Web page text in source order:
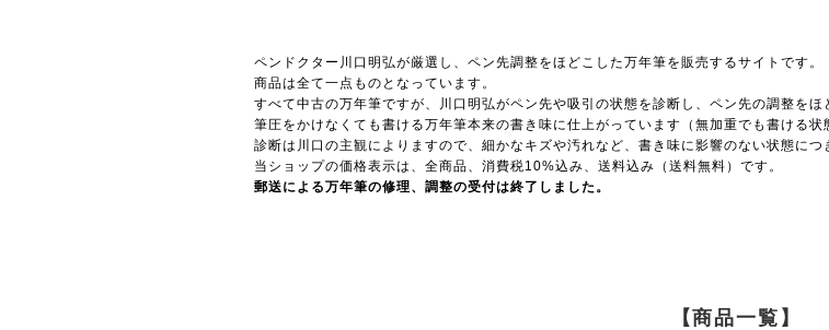
ペンドクター川口明弘が厳選し、ペン先調整をほどこした万年筆を販売するサイトです。
商品は全て一点ものとなっています。
すべて中古の万年筆ですが、川口明弘がペン先や吸引の状態を診断し、ペン先の調整をほ
筆圧をかけなくても書ける万年筆本来の書き味に仕上がっています（無加重でも書ける状
診断は川口の主観によりますので、細かなキズや汚れなど、書き味に影響のない状態につ
当ショップの価格表示は、全商品、消費税10%込み、送料込み（送料無料）です。
郵送による万年筆の修理、調整の受付は終了しました。
【商品一覧】